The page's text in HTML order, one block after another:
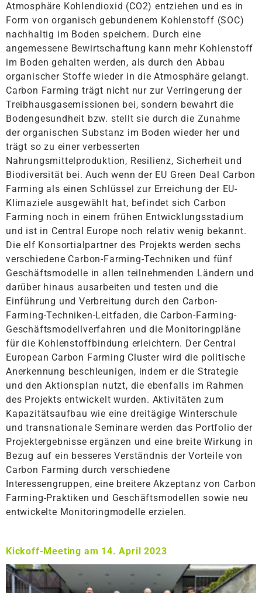
Atmosphäre Kohlendioxid (CO2) entziehen und es in
Form von organisch gebundenem Kohlenstoff (SOC)
nachhaltig im Boden speichern. Durch eine
angemessene Bewirtschaftung kann mehr Kohlenstoff
im Boden gehalten werden, als durch den Abbau
organischer Stoffe wieder in die Atmosphäre gelangt.
Carbon Farming trägt nicht nur zur Verringerung der
Treibhausgasemissionen bei, sondern bewahrt die
Bodengesundheit bzw. stellt sie durch die Zunahme
der organischen Substanz im Boden wieder her und
trägt so zu einer verbesserten
Nahrungsmittelproduktion, Resilienz, Sicherheit und
Biodiversität bei. Auch wenn der EU Green Deal Carbon
Farming als einen Schlüssel zur Erreichung der EU-
Klimaziele ausgewählt hat, befindet sich Carbon
Farming noch in einem frühen Entwicklungsstadium
und ist in Central Europe noch relativ wenig bekannt.
Die elf Konsortialpartner des Projekts werden sechs
verschiedene Carbon-Farming-Techniken und fünf
Geschäftsmodelle in allen teilnehmenden Ländern und
darüber hinaus ausarbeiten und testen und die
Einführung und Verbreitung durch den Carbon-
Farming-Techniken-Leitfaden, die Carbon-Farming-
Geschäftsmodellverfahren und die Monitoringpläne
für die Kohlenstoffbindung erleichtern. Der Central
European Carbon Farming Cluster wird die politische
Anerkennung beschleunigen, indem er die Strategie
und den Aktionsplan nutzt, die ebenfalls im Rahmen
des Projekts entwickelt wurden. Aktivitäten zum
Kapazitätsaufbau wie eine dreitägige Winterschule
und transnationale Seminare werden das Portfolio der
Projektergebnisse ergänzen und eine breite Wirkung in
Bezug auf ein besseres Verständnis der Vorteile von
Carbon Farming durch verschiedene
Interessengruppen, eine breitere Akzeptanz von Carbon
Farming-Praktiken und Geschäftsmodellen sowie neu
entwickelte Monitoringmodelle erzielen.
Kickoff-Meeting am 14. April 2023